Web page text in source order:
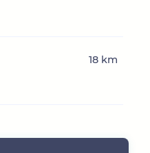
18 km